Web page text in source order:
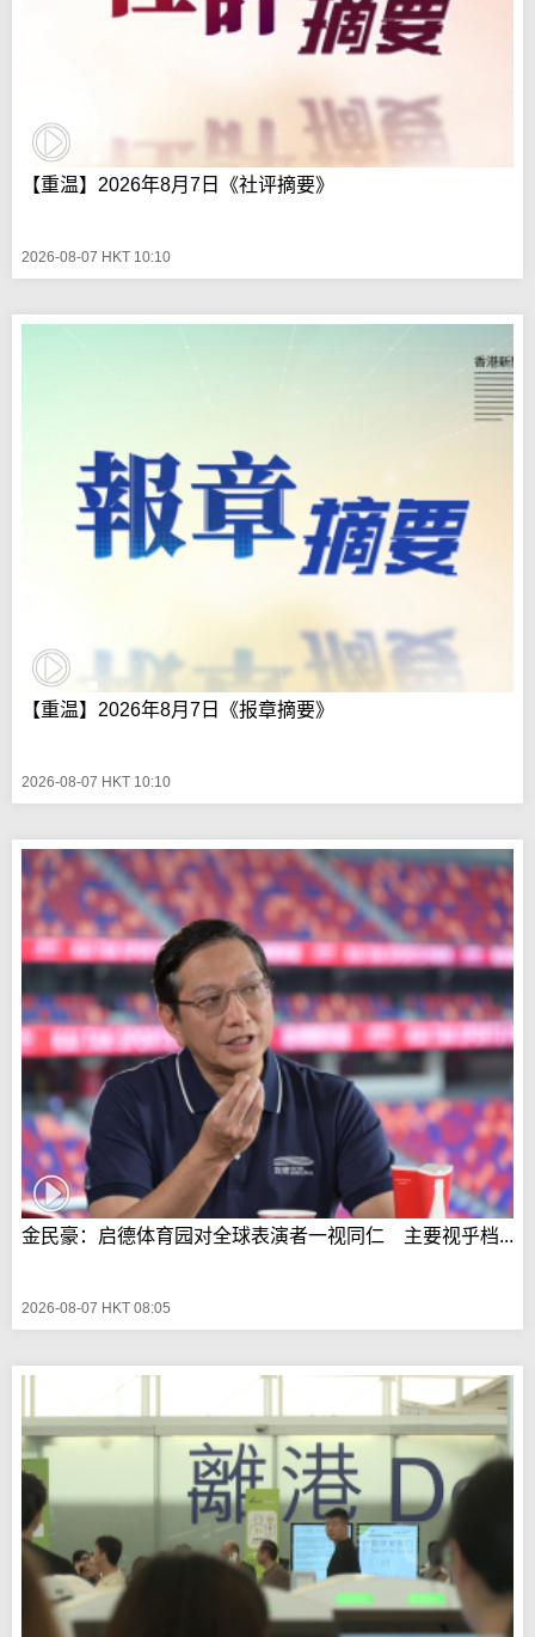
【重温】2026年8月7日《社评摘要》
2026-08-07 HKT 10:10
【重温】2026年8月7日《报章摘要》
2026-08-07 HKT 10:10
金民豪：启德体育园对全球表演者一视同仁 主要视乎档...
2026-08-07 HKT 08:05